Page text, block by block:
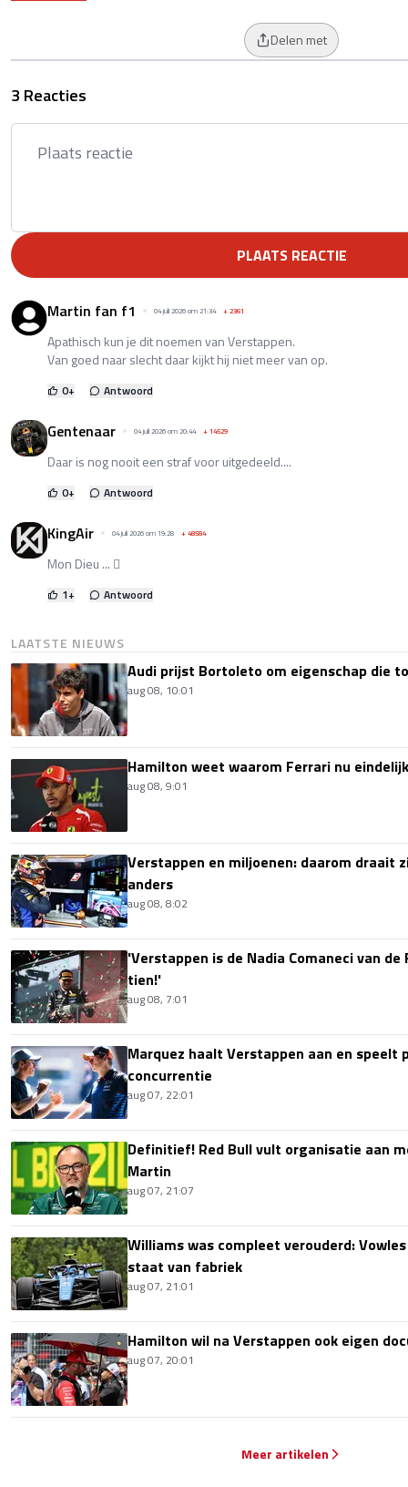
Delen met
3 Reacties
PLAATS REACTIE
Martin fan f1 04 juli 2026 om 21:34 +2361
Apathisch kun je dit noemen van Verstappen.
Van goed naar slecht daar kijkt hij niet meer van op.
0+ Antwoord
Gentenaar 04 juli 2026 om 20:44 +14529
Daar is nog nooit een straf voor uitgedeeld....
0+ Antwoord
KingAir 04 juli 2026 om 19:28 +48584
Mon Dieu ... 🫪
1+ Antwoord
LAATSTE NIEUWS
Audi prijst Bortoleto om eigenschap die
aug 08, 10:01
Hamilton weet waarom Ferrari nu
aug 08, 9:01
Verstappen en miljoenen: daarom draait
anders
aug 08, 8:02
'Verstappen is de Nadia Comaneci van
tien!'
aug 08, 7:01
Marquez haalt Verstappen aan en speelt
concurrentie
aug 07, 22:01
Definitief! Red Bull vult organisatie aan
Martin
aug 07, 21:07
Williams was compleet verouderd:
staat van fabriek
aug 07, 21:01
Hamilton wil na Verstappen ook eigen
aug 07, 20:01
Meer artikelen